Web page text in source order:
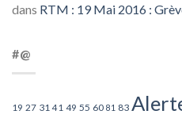
dans RTM : 19 Mai 2016 :
#@
19 27 31 41 49 55 60 81 83